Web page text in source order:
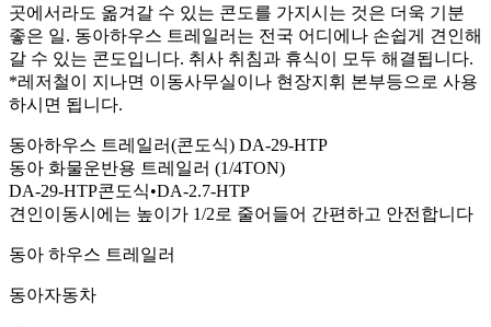
곳에서라도 옮겨갈 수 있는 콘도를 가지시는 것은 더욱 기분
좋은 일. 동아하우스 트레일러는 전국 어디에나 손쉽게 견인해
갈 수 있는 콘도입니다. 취사 취침과 휴식이 모두 해결됩니다.
*레저철이 지나면 이동사무실이나 현장지휘 본부등으로 사용
하시면 됩니다.
동아하우스 트레일러(콘도식) DA-29-HTP
동아 화물운반용 트레일러 (1/4TON)
DA-29-HTP콘도식•DA-2.7-HTP
견인이동시에는 높이가 1/2로 줄어들어 간편하고 안전합니다
동아 하우스 트레일러
동아자동차